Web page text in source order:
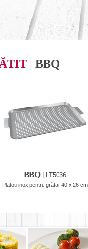
| BBQ
BBQ LT5036
Platou inox pentru grătar 40 x 26 cm